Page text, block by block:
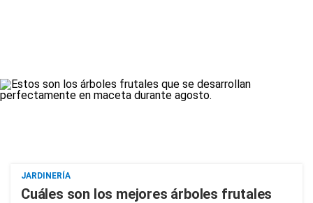
JARDINERÍA
Cuáles son los mejores árboles frutales